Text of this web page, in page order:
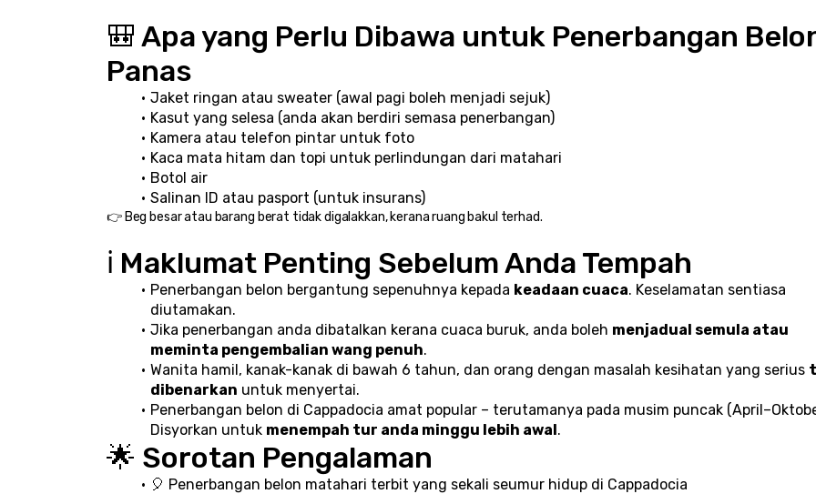
🎒 Apa yang Perlu Dibawa untuk Penerbangan
Panas
Jaket ringan atau sweater (awal pagi boleh menjadi sejuk)
Kasut yang selesa (anda akan berdiri semasa penerbangan)
Kamera atau telefon pintar untuk foto
Kaca mata hitam dan topi untuk perlindungan dari matahari
Botol air
Salinan ID atau pasport (untuk insurans)
👉 Beg besar atau barang berat tidak digalakkan, kerana ruang bakul terhad.
ℹ️ Maklumat Penting Sebelum Anda Tempah
Penerbangan belon bergantung sepenuhnya kepada keadaan cuaca. Keselamatan sentiasa
diutamakan.
Jika penerbangan anda dibatalkan kerana cuaca buruk, anda boleh menjadual semula atau
meminta pengembalian wang penuh.
Wanita hamil, kanak-kanak di bawah 6 tahun, dan orang dengan masalah kesihatan yang serius
dibenarkan untuk menyertai.
Penerbangan belon di Cappadocia amat popular – terutamanya pada musim puncak
Disyorkan untuk menempah tur anda minggu lebih awal .
🌟 Sorotan Pengalaman
🎈 Penerbangan belon matahari terbit yang sekali seumur hidup di Cappadocia